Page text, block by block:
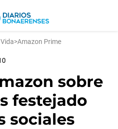
>Amazon Prime
sobre
festejado
sociales